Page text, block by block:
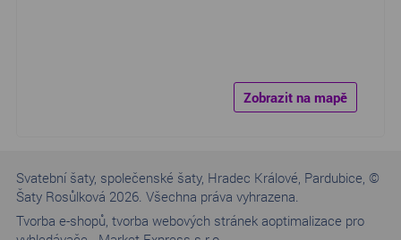
Zobrazit na mapě
Svatební šaty, společenské šaty, Hradec Králové, Pardubice, ©
Šaty Rosůlková 2026. Všechna práva vyhrazena.
Tvorba e-shopů, tvorba webových stránek aoptimalizace pro